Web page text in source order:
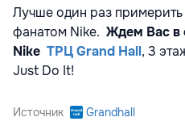
Лучше один раз примерить
фанатом Nike. Ждем Вас в
Nike ТРЦGrand Hall, 3
Just Do It!
Источник Grandhall